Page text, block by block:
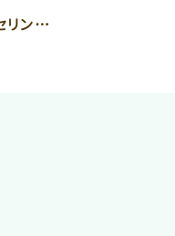
オンラインカウンセリング